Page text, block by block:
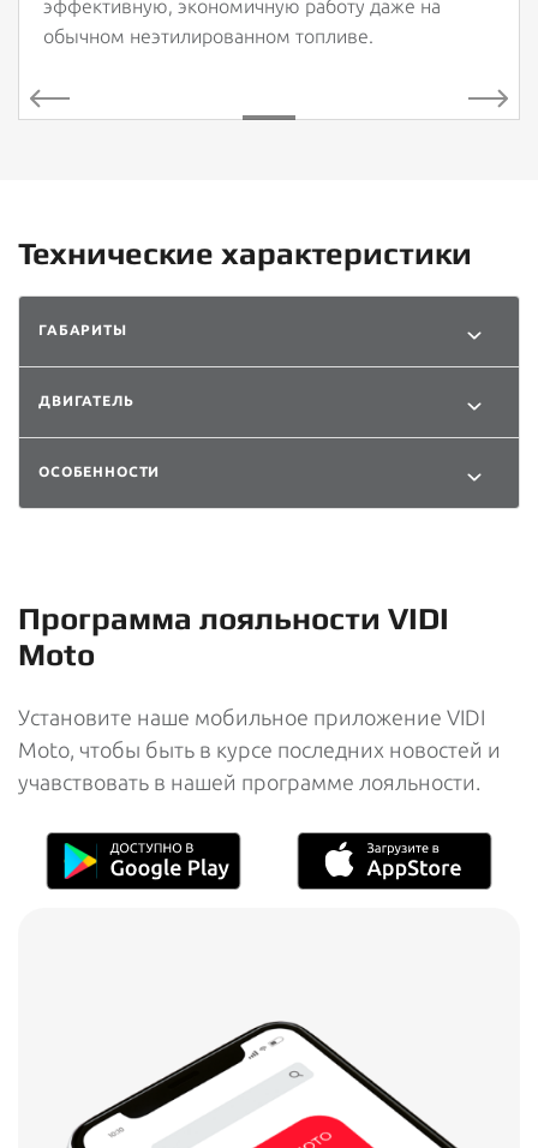
эффективную, экономичную работу даже на
обычном неэтилированном топливе.
Технические характеристики
ГАБАРИТЫ
ДВИГАТЕЛЬ
ОСОБЕННОСТИ
Программа лояльности VIDI
Moto
Установите наше мобильное приложение VIDI
Moto, чтобы быть в курсе последних новостей и
учавствовать в нашей программе лояльности.